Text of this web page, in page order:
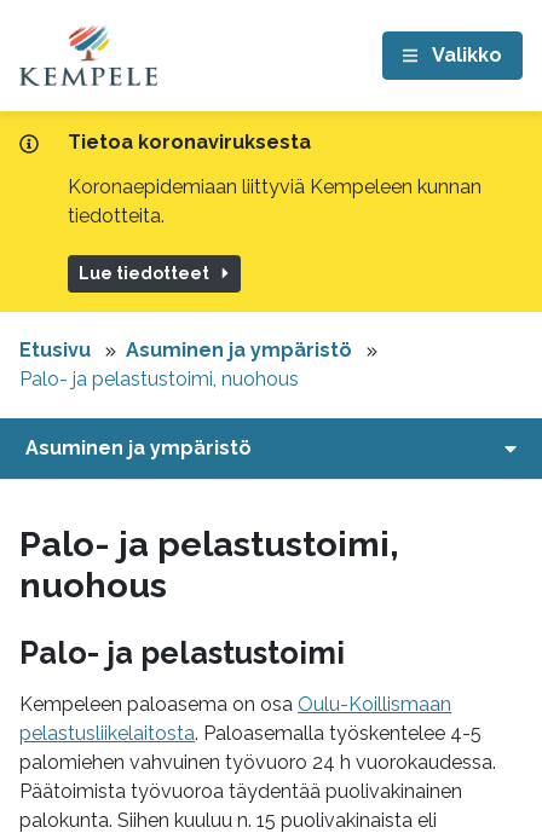
Tietoa koronaviruksesta
Koronaepidemiaan liittyviä Kempeleen kunnan
tiedotteita.
Lue tiedotteet
Valikko
Etusivu
Asuminen ja ympäristö
Palo- ja pelastustoimi, nuohous
Asuminen ja ympäristö
Palo- ja pelastustoimi,
nuohous
Palo- ja pelastustoimi
Kempeleen paloasema on osa Oulu-Koillismaan
pelastusliikelaitosta. Paloasemalla työskentelee 4-5
palomiehen vahvuinen työvuoro 24 h vuorokaudessa.
Päätoimista työvuoroa täydentää puolivakinainen
palokunta. Siihen kuuluu n. 15 puolivakinaista eli